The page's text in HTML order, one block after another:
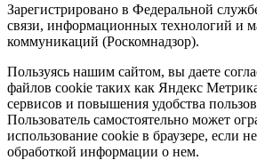
Зарегистрировано в Федеральной
связи, информационных технологий и
коммуникаций (Роскомнадзор).
Политика
cookie
Пользуясь нашим сайтом, вы даете
файлов cookie таких как Яндекс
сервисов и повышения удобства
Пользователь самостоятельно может
использование cookie в браузере, если
обработкой информации о нем.